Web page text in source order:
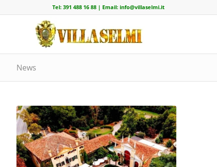
Tel: 391 488 16 88| Email: info@villaselmi.it
News